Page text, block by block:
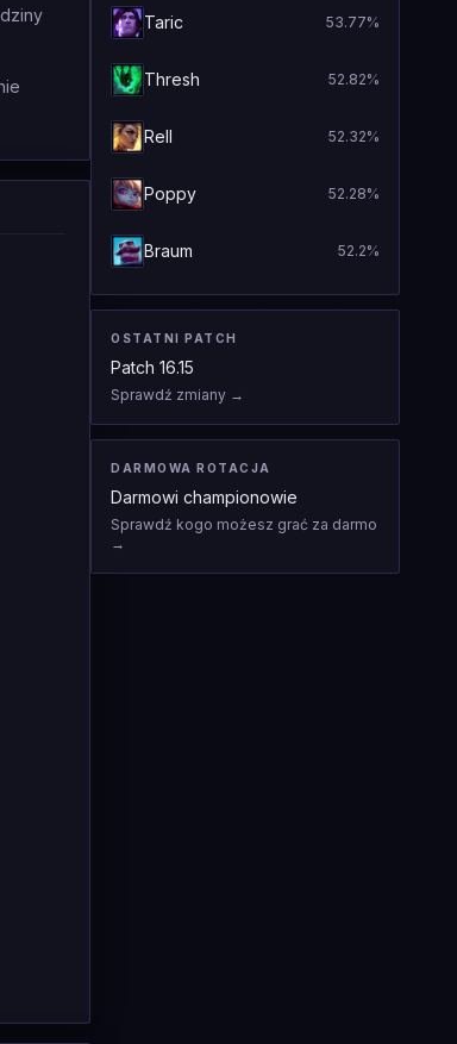
Taric 53.77%
Thresh 52.82%
Rell 52.32%
Poppy 52.28%
Braum 52.2%
OSTATNI PATCH
Patch 16.15
Sprawdź zmiany →
DARMOWA ROTACJA
Darmowi championowie
Sprawdź kogo możesz grać za darmo
→